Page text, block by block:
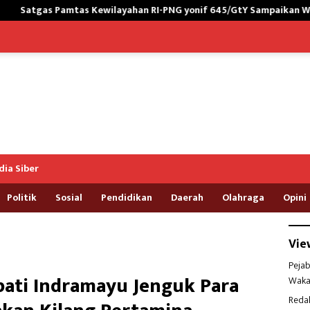
RI-PNG yonif 645/GtY Sampaikan Wasbang kepada Siswa
Siber
Politik Sosial Pendidikan Daerah Olahraga Opini
Indramayu Jenguk Para